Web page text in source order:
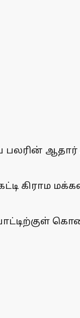
பலரின்
கிராம